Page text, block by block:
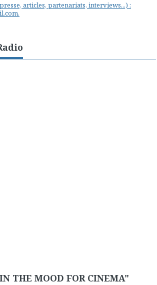
articles, partenariats, interviews...) :
THE MOOD FOR CINEMA"